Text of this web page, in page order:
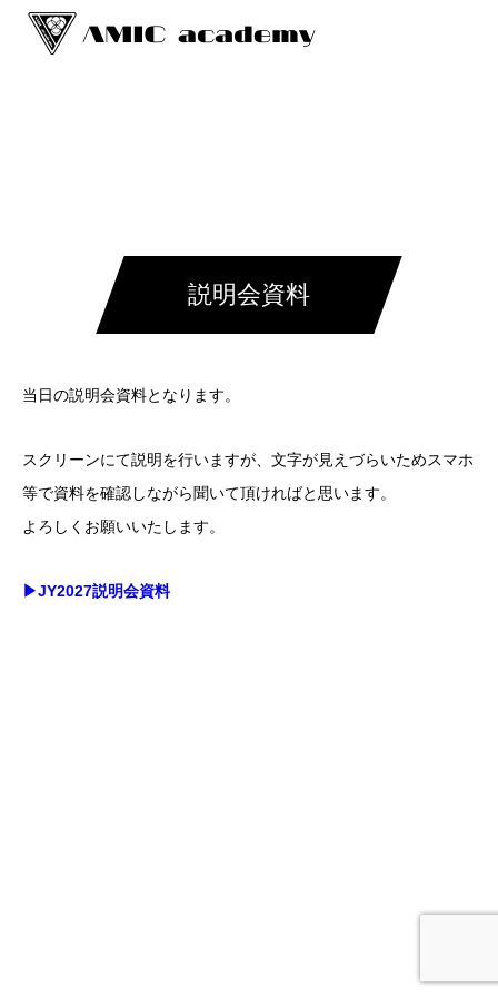
説明会資料
当日の説明会資料となります。
スクリーンにて説明を行いますが、文字が見えづらいためスマホ
等で資料を確認しながら聞いて頂ければと思います。
よろしくお願いいたします。
▶︎JY2027説明会資料